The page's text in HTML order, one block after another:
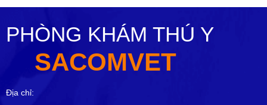
PHÒNG KHÁM THÚ Y
SACOMVET
Địa chỉ: